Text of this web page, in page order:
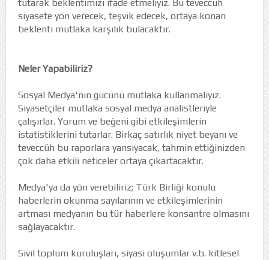
tutarak beklentimizi ifade etmeliyiz. Bu teveccüh
siyasete yön verecek, teşvik edecek, ortaya konan
beklenti mutlaka karşılık bulacaktır.
Neler Yapabiliriz?
Sosyal Medya'nın gücünü mutlaka kullanmalıyız.
Siyasetçiler mutlaka sosyal medya analistleriyle
çalışırlar. Yorum ve beğeni gibi etkileşimlerin
istatistiklerini tutarlar. Birkaç satırlık niyet beyanı ve
teveccüh bu raporlara yansıyacak, tahmin ettiğinizden
çok daha etkili neticeler ortaya çıkartacaktır.
Medya'ya da yön verebiliriz; Türk Birliği konulu
haberlerin okunma sayılarının ve etkileşimlerinin
artması medyanın bu tür haberlere konsantre olmasını
sağlayacaktır.
Sivil toplum kuruluşları, siyasi oluşumlar v.b. kitlesel